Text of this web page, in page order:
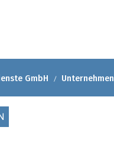
GmbH Unternehmen